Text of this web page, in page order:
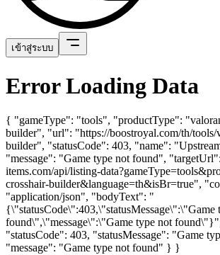
เข้าสู่ระบบ
Error Loading Data
{ "gameType": "tools", "productType":
builder", "url": "https://boostroyal.com/th/tools/
builder", "statusCode": 403, "name":
"message": "Game type not found",
items.com/api/listing-
crosshair-builder&language=th&isBr=true",
"application/json", "bodyText": "
{\"statusCode\":403,\"statusMessage\":\"Game
found\",\"message\":\"Game type not
"statusCode": 403, "statusMessage": "Game
"message": "Game type not found" } }